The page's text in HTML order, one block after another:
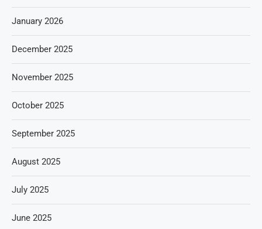
January 2026
December 2025
November 2025
October 2025
September 2025
August 2025
July 2025
June 2025